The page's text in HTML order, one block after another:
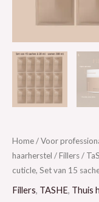
Home/Voor
haarherstel /Fillers/
cuticle, Set van 15
Fillers, TASHE, Thuis
300